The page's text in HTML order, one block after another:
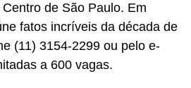
de São Paulo. Em
fatos incríveis da década de
(11) 3154-2299 ou pelo e-
a 600 vagas.